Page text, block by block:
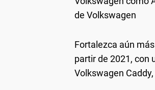
de Volkswagen
Fortalezca aún
partir de 2021, con
Volkswagen